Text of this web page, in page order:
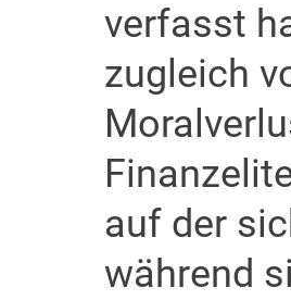
verfasst
zugleich
auf der
während